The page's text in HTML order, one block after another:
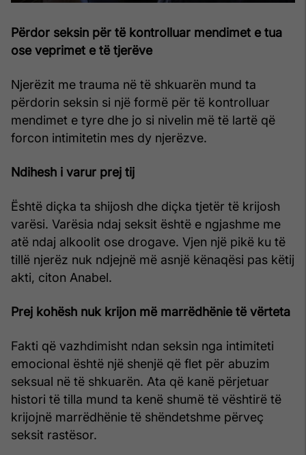
Përdor seksin për të kontrolluar mendimet e tua
ose veprimet e të tjerëve
Njerëzit me trauma në të shkuarën mund ta
përdorin seksin si një formë për të kontrolluar
mendimet e tyre dhe jo si nivelin më të lartë që
forcon intimitetin mes dy njerëzve.
Ndihesh i varur prej tij
Është diçka ta shijosh dhe diçka tjetër të krijosh
varësi. Varësia ndaj seksit është e ngjashme me
atë ndaj alkoolit ose drogave. Vjen një pikë ku të
tillë njerëz nuk ndjejnë më asnjë kënaqësi pas këtij
akti, citon Anabel.
Prej kohësh nuk krijon më marrëdhënie të vërteta
Fakti që vazhdimisht ndan seksin nga intimiteti
emocional është një shenjë që flet për abuzim
seksual në të shkuarën. Ata që kanë përjetuar
histori të tilla mund ta kenë shumë të vështirë të
krijojnë marrëdhënie të shëndetshme përveç
seksit rastësor.